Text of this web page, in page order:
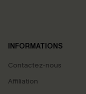
INFORMATIONS
Contactez-nous
Affiliation
-15%
*Un code par